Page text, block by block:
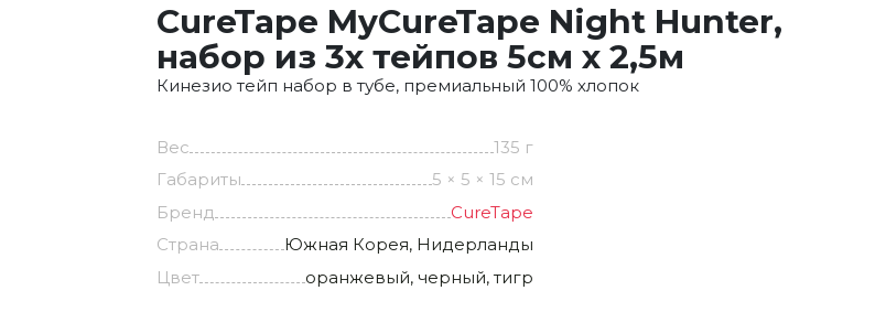
CureTape MyCureTape Night Hunter,
набор из 3х тейпов 5см х 2,5м
Кинезио тейп набор в тубе, премиальный 100% хлопок
Вес
135 г
Габариты
5 × 5 × 15 см
Бренд
CureTape
Страна
Южная Корея, Нидерланды
Цвет
оранжевый, черный, тигр